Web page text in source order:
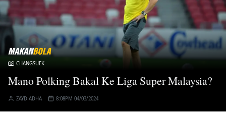
CHANGSUEK
Mano Polking Bakal Ke Liga Super Malaysia?
ZAYD ADHA 8:08PM 04/03/2024